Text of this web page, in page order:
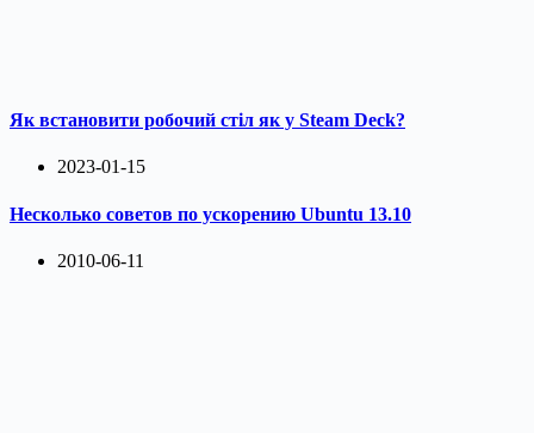
Як встановити робочий стіл як у Steam Deck?
2023-01-15
Несколько советов по ускорению Ubuntu 13.10
2010-06-11